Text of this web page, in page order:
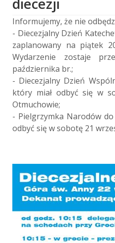
diecezji
Informujemy, że nie
- Diecezjalny Dzień
zaplanowany na piątek
Wydarzenie zostaje
października br.;
- Diecezjalny Dzień
który miał odbyć się w
Otmuchowie;
- Pielgrzymka Narodów
odbyć się w sobotę 21